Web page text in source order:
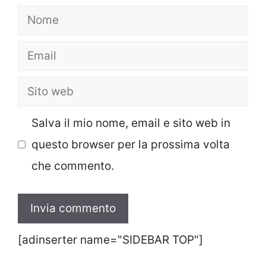
Nome
Email
Sito
Salva il mio nome, email e sito web in
questo browser per la prossima volta
che commento.
[adinserter name="SIDEBAR TOP"]